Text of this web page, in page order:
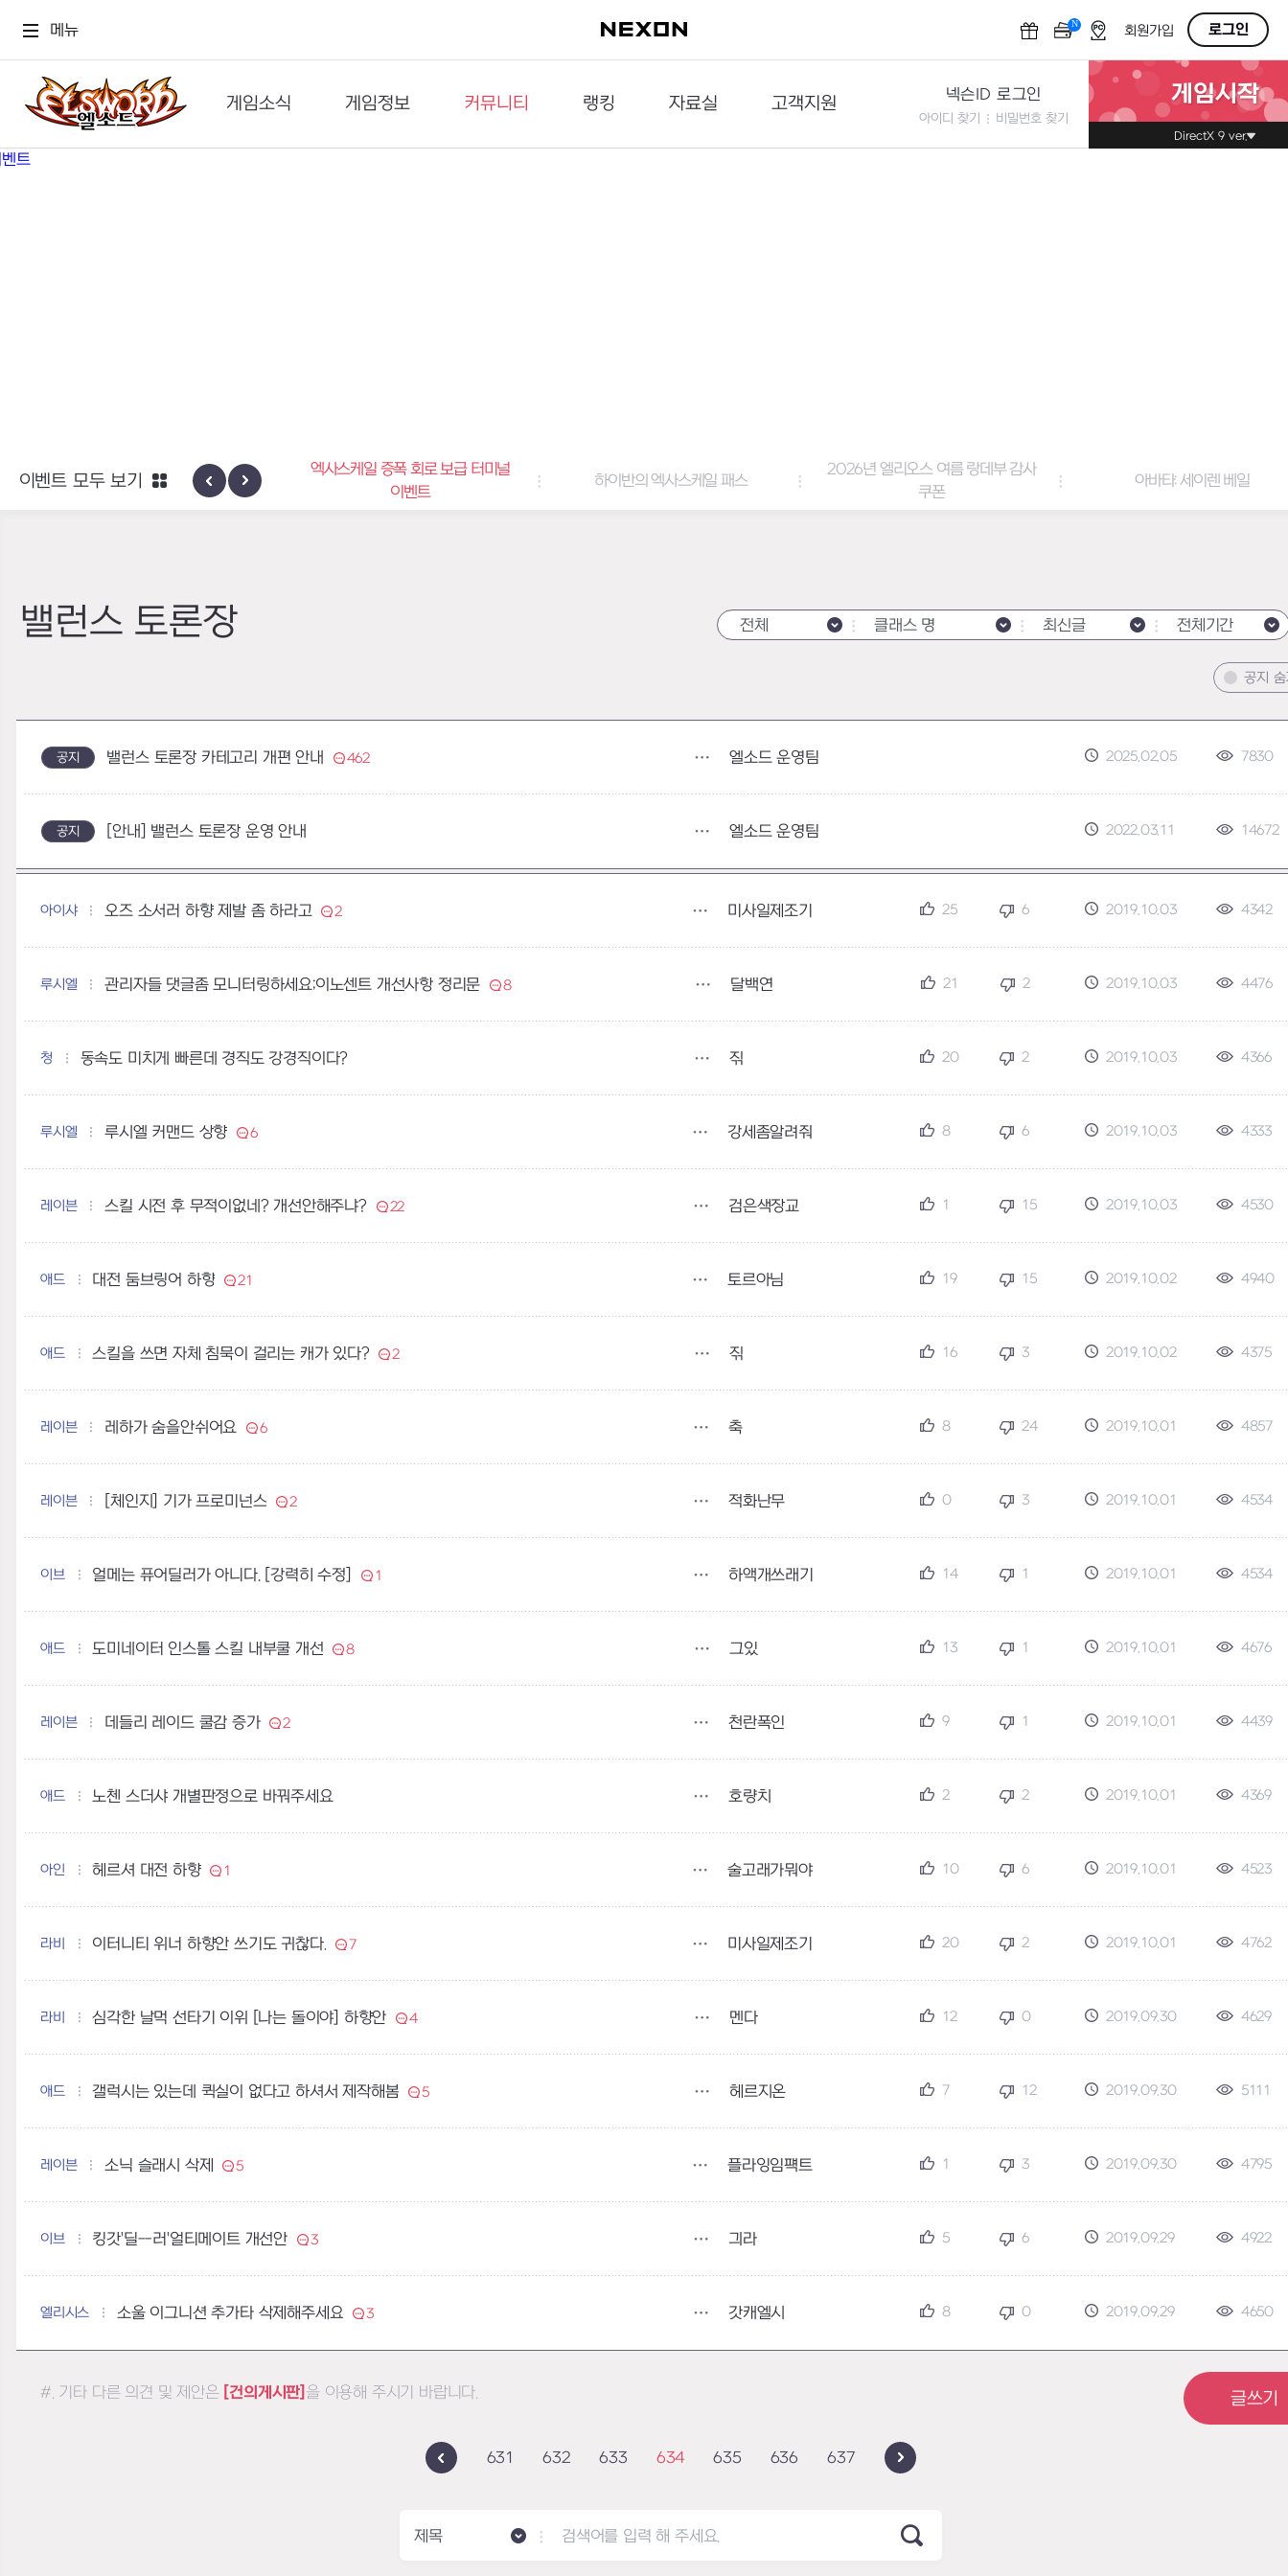
메뉴 N OFF회원가입 로그인
게임소식
공지사항
게임정보
세계관
커뮤니티
이슈게시판
랭킹
던전랭킹
자료실
다운로드
고객지원
문의하기
넥슨ID 로그인
아이디 찾기 비밀번호 찾기
게임시작
DirectX 9 ver.
신규 지역 네블론
엑사스케일 증폭 회로 보급 터미널
이벤트
하이반의 엑사스케일 패스
2026년 엘리오스 여름 랑데부 감사
쿠폰
아바타: 세이렌 베일
이벤트 모두 보기
밸런스 토론장 전체 클래스 명 최신글 전체기간
공지 숨
공지 밸런스 토론장 카테고리 개편 안내 462 엘소드 운영팀 2025.02.05 7830
공지 [안내] 밸런스 토론장 운영 안내 엘소드 운영팀 2022.03.11 14672
아이샤 오즈 소서러 하향 제발 좀 하라고 2 미사일제조기 25 6 2019.10.03 4342
루시엘 관리자들 댓글좀 모니터링하세요;이노센트 개선사항 정리문 8 달백연 21 2 2019.10.03 4476
청 동속도 미치게 빠른데 경직도 강경직이다? 짂 20 2 2019.10.03 4366
루시엘 루시엘 커맨드 상향 6 강세좀알려줘 8 6 2019.10.03 4333
레이븐 스킬 시전 후 무적이없네? 개선안해주냐? 22 검은색장교 1 15 2019.10.03 4530
애드 대전 둠브링어 하향 21 토르아님 19 15 2019.10.02 4940
애드 스킬을 쓰면 자체 침묵이 걸리는 캐가 있다? 2 짂 16 3 2019.10.02 4375
레이븐 레하가 숨을안쉬어요 6 축 8 24 2019.10.01 4857
레이븐 [체인지] 기가 프로미넌스 2 적화난무 0 3 2019.10.01 4534
이브 얼메는 퓨어딜러가 아니다. [강력히 수정] 1 하액개쓰래기 14 1 2019.10.01 4534
애드 도미네이터 인스톨 스킬 내부쿨 개선 8 그있 13 1 2019.10.01 4676
레이븐 데들리 레이드 쿨감 증가 2 천란폭인 9 1 2019.10.01 4439
애드 노첸 스더샤 개별판정으로 바꿔주세요 호량치 2 2 2019.10.01 4369
아인 헤르셔 대전 하향 1 술고래가뭐야 10 6 2019.10.01 4523
라비 이터니티 위너 하향안 쓰기도 귀찮다. 7 미사일제조기 20 2 2019.10.01 4762
라비 심각한 날먹 선타기 이위 [나는 돌이야] 하향안 4 멘다 12 0 2019.09.30 4629
애드 갤럭시는 있는데 퀵실이 없다고 하셔서 제작해봄 5 헤르지온 7 12 2019.09.30 5111
레이븐 소닉 슬래시 삭제 5 플라잉임퍡트 1 3 2019.09.30 4795
이브 킹갓'딜--러'얼티메이트 개선안 3 긔라 5 6 2019.09.29 4922
엘리시스 소울 이그니션 추가타 삭제해주세요 3 갓캐엘시 8 0 2019.09.29 4650
#. 기타 다른 의견 및 제안은 [건의게시판] 을 이용해 주시기 바랍니다. 글쓰기
631 632 633 634 635 636 637
제목